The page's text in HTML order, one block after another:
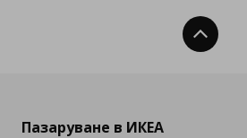
Нагоре
Пазаруване в ИКЕА